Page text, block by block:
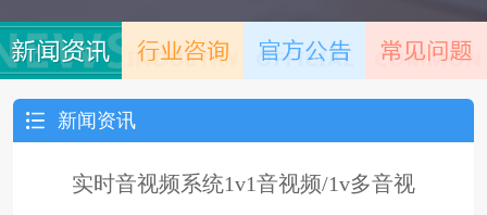
新闻资讯
实时音视频系统1v1音视频/1v多音视